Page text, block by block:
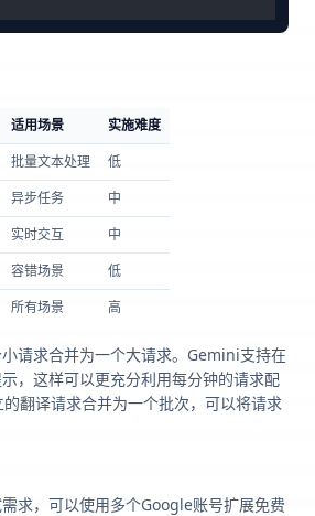
适用场景
实施难度
批量文本处理
低
异步任务
中
实时交互
中
容错场景
低
所有场景 高
请求合并为一个大请求。Gemini支持在
，这样可以更充分利用每分钟的请求配
翻译请求合并为一个批次，可以将请求
求，可以使用多个Google账号扩展免费